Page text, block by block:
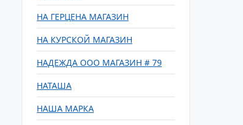
НА ГЕРЦЕНА МАГАЗИН
НА КУРСКОЙ МАГАЗИН
НАДЕЖДА ООО МАГАЗИН # 79
НАТАША
НАША МАРКА